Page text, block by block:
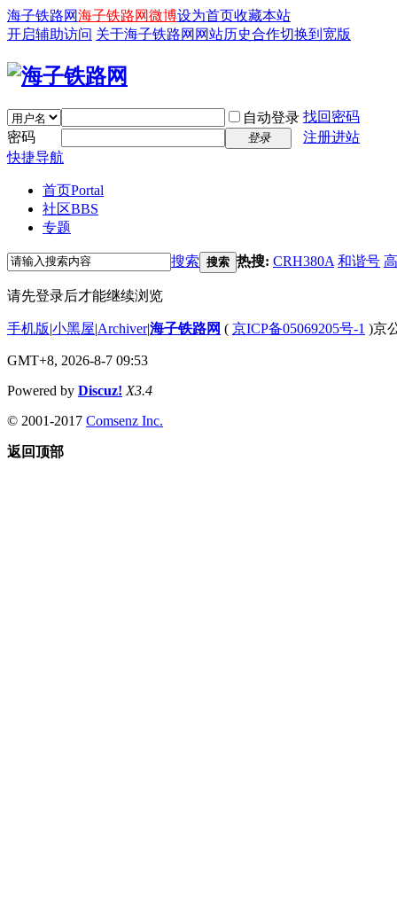
海子铁路网海子铁路网微博设为首页收藏本站
开启辅助访问 关于海子铁路网 网站历史合作切换到宽版
自动登录 找回密码
密码
登录
注册进站
快捷导航
首页Portal
社区BBS
专题
搜索 搜索 热搜: CRH380A 和谐号
请先登录后才能继续浏览
手机版|小黑屋|Archiver|海子铁路网 ( 京ICP备05069205号-1 )京
GMT+8, 2026-8-7 09:53
Powered by Discuz! X3.4
© 2001-2017 Comsenz Inc.
返回顶部